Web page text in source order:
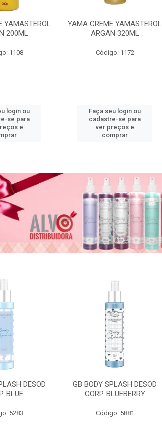
YAMASTEROL
200ML
1108
login ou
se para
e
YAMA CREME YAMASTEROL
ARGAN 320ML
Código: 1172
Faça seu login ou
cadastre-se para
ver preços e
comprar
DESOD
BLUE
5283
GB BODY SPLASH DESOD
CORP. BLUEBERRY
Código: 5881